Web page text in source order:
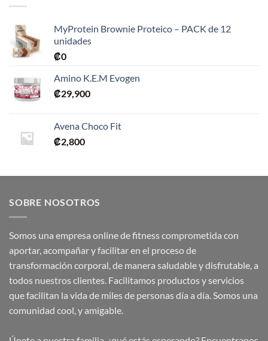
MyProtein Brownie Proteico – PACK de 12
unidades
₡0
Amino K.E.M Evogen
₡29,900
Avena Choco Fit
₡2,800
SOBRE NOSOTROS
Somos una empresa online de fitness comprometida con
aportar, acompañar y facilitar en el proceso de
transformación corporal, de manera saludable y disfrutable, a
todos nuestros clientes. Facilitamos productos y servicios
que facilitan la vida de miles de personas día a día. Somos una
comunidad cool, y amigable.